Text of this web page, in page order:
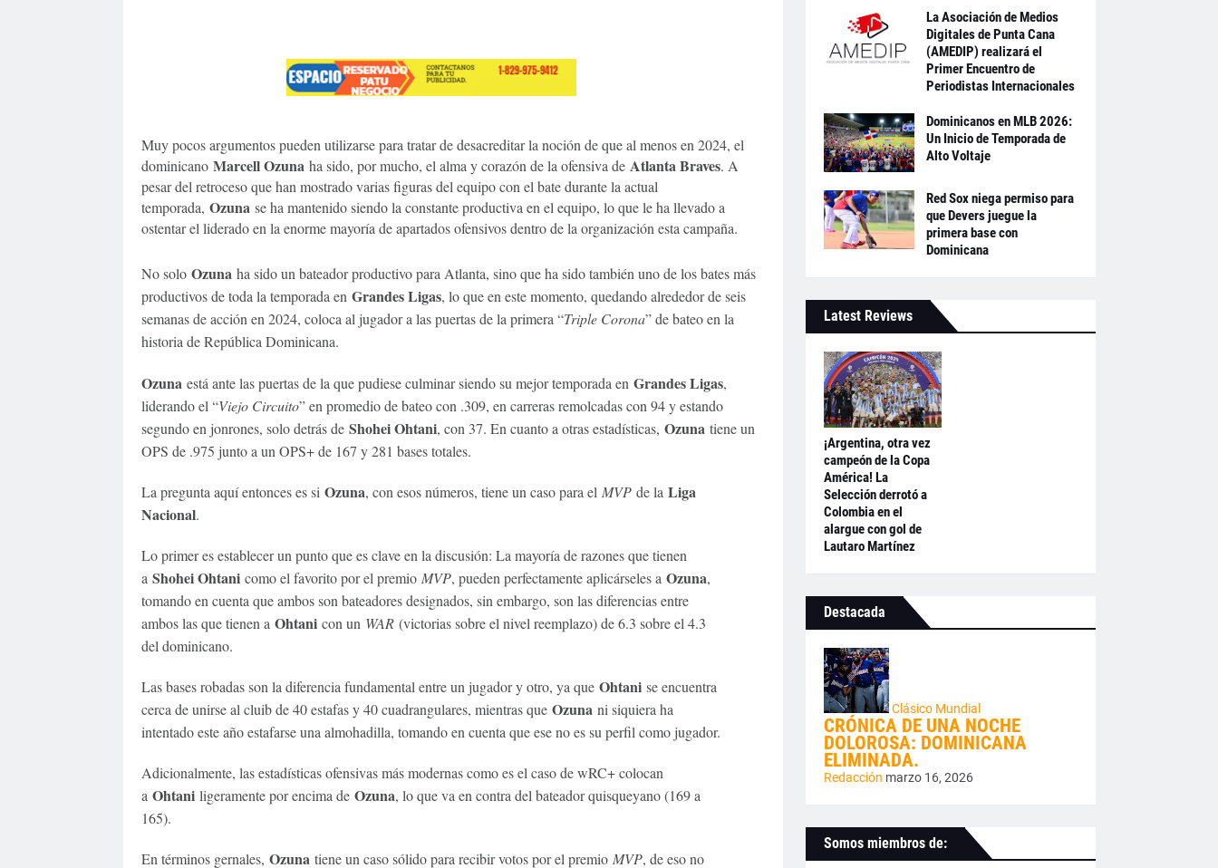
Muy pocos argumentos pueden utilizarse para tratar de desacreditar la noción de que al menos en 2024, el
dominicano Marcell Ozuna ha sido, por mucho, el alma y corazón de la ofensiva de Atlanta Braves. A
pesar del retroceso que han mostrado varias figuras del equipo con el bate durante la actual
temporada, Ozuna se ha mantenido siendo la constante productiva en el equipo, lo que le ha llevado a
ostentar el liderado en la enorme mayoría de apartados ofensivos dentro de la organización esta campaña.
No solo Ozuna ha sido un bateador productivo para Atlanta, sino que ha sido también uno de los bates más
productivos de toda la temporada en Grandes Ligas, lo que en este momento, quedando alrededor de seis
semanas de acción en 2024, coloca al jugador a las puertas de la primera “Triple Corona” de bateo en la
historia de República Dominicana.
Ozunaestá ante las puertas de la que pudiese culminar siendo su mejor temporada en Grandes Ligas,
liderando el “Viejo Circuito” en promedio de bateo con .309, en carreras remolcadas con 94 y estando
segundo en jonrones, solo detrás de Shohei Ohtani, con 37. En cuanto a otras estadísticas, Ozuna tiene un
OPS de .975 junto a un OPS+ de 167 y 281 bases totales.
La pregunta aquí entonces es siOzuna, con esos números, tiene un caso para elMVPde la Liga
Nacional.
Lo primer es establecer un punto que es clave en la discusión: La mayoría de razones que tienen
a Shohei Ohtani como el favorito por el premio MVP, pueden perfectamente aplicárseles a Ozuna,
tomando en cuenta que ambos son bateadores designados, sin embargo, son las diferencias entre
ambos las que tienen a Ohtanicon un WAR(victorias sobre el nivel reemplazo) de 6.3 sobre el 4.3
del dominicano.
Las bases robadas son la diferencia fundamental entre un jugador y otro, ya queOhtani se encuentra
cerca de unirse al cluib de 40 estafas y 40 cuadrangulares, mientras queOzunani siquiera ha
intentado este año estafarse una almohadilla, tomando en cuenta que ese no es su perfil como jugador.
Adicionalmente, las estadísticas ofensivas más modernas como es el caso de wRC+ colocan
a Ohtaniligeramente por encima deOzuna, lo que va en contra del bateador quisqueyano (169 a
165).
En términos gernales, Ozunatiene un caso sólido para recibir votos por el premio MVP, de eso no
La Asociación de Medios
Digitales de Punta Cana
(AMEDIP) realizará el
Primer Encuentro de
Periodistas Internacionales
Dominicanos en MLB 2026:
Un Inicio de Temporada de
Alto Voltaje
Red Sox niega permiso para
que Devers juegue la
primera base con
Dominicana
Latest Reviews
¡Argentina, otra vez
campeón de la Copa
América! La
Selección derrotó a
Colombia en el
alargue con gol de
Lautaro Martínez
Destacada
Clásico Mundial
CRÓNICA DE UNA NOCHE
DOLOROSA: DOMINICANA
ELIMINADA.
Redacción marzo 16, 2026
Somos miembros de: